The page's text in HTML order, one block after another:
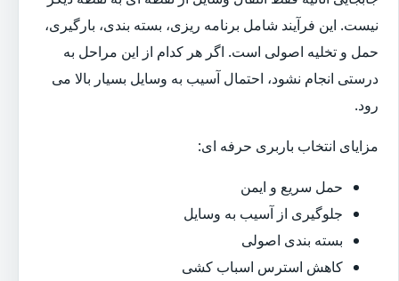
نیست. این فرآیند شامل برنامه ریزی، بسته بندی، بارگیری،
حمل و تخلیه اصولی است. اگر هر کدام از این مراحل به
درستی انجام نشود، احتمال آسیب به وسایل بسیار بالا می
رود.
مزایای انتخاب باربری حرفه ای:
حمل سریع و ایمن
جلوگیری از آسیب به وسایل
بسته بندی اصولی
کاهش استرس اسباب کشی